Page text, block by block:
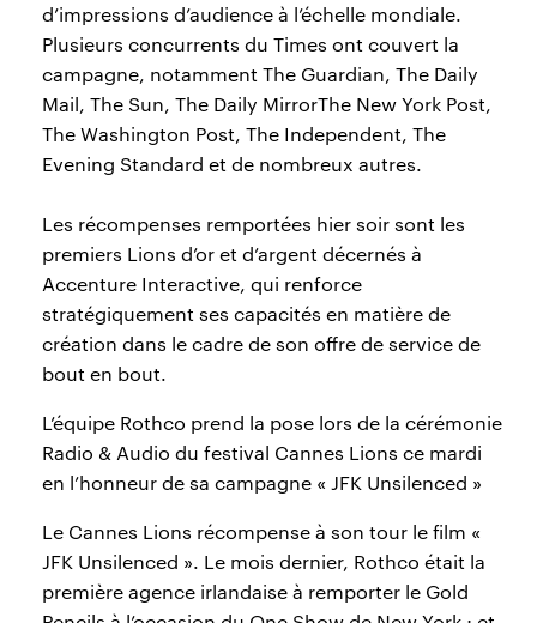
d’impressions d’audience à l’échelle mondiale.
Plusieurs concurrents du Times ont couvert la
campagne, notamment The Guardian, The Daily
Mail, The Sun, The Daily MirrorThe New York Post,
The Washington Post, The Independent, The
Evening Standard et de nombreux autres.
Les récompenses remportées hier soir sont les
premiers Lions d’or et d’argent décernés à
Accenture Interactive, qui renforce
stratégiquement ses capacités en matière de
création dans le cadre de son offre de service de
bout en bout.
L’équipe Rothco prend la pose lors de la cérémonie
Radio & Audio du festival Cannes Lions ce mardi
en l’honneur de sa campagne « JFK Unsilenced »
Le Cannes Lions récompense à son tour le film «
JFK Unsilenced ». Le mois dernier, Rothco était la
première agence irlandaise à remporter le Gold